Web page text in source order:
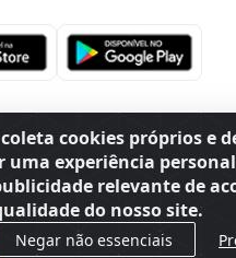
cookies próprios e
uma experiência
relevante de
do nosso site.
Negar não essenciais
n, km 98 — Área Rural Porto